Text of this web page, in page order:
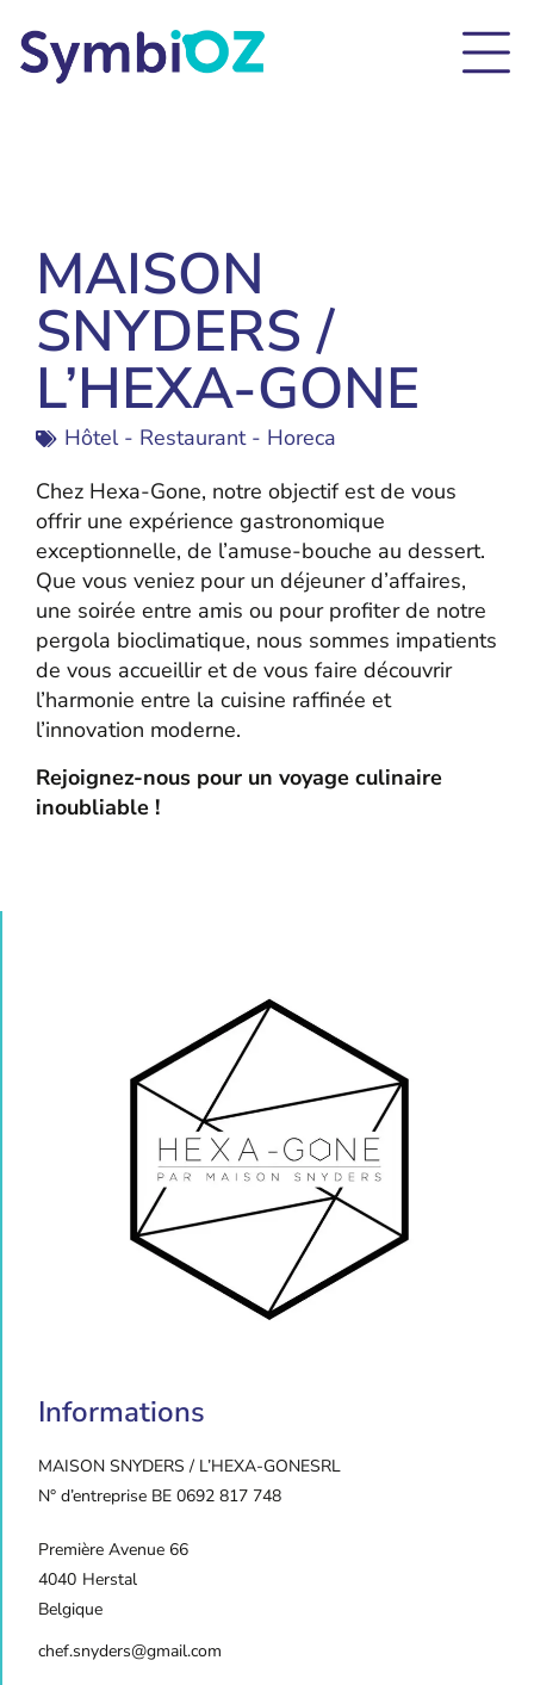
MAISON
SNYDERS /
L’HEXA-GONE
Hôtel - Restaurant - Horeca
Chez Hexa-Gone, notre objectif est de vous
offrir une expérience gastronomique
exceptionnelle, de l’amuse-bouche au dessert.
Que vous veniez pour un déjeuner d’affaires,
une soirée entre amis ou pour profiter de notre
pergola bioclimatique, nous sommes impatients
de vous accueillir et de vous faire découvrir
l’harmonie entre la cuisine raffinée et
l’innovation moderne.
Rejoignez-nous pour un voyage culinaire
inoubliable !
Informations
MAISON SNYDERS / L’HEXA-GONESRL
N° d’entreprise BE 0692 817 748
Première Avenue 66
4040 Herstal
Belgique
chef.snyders@gmail.com